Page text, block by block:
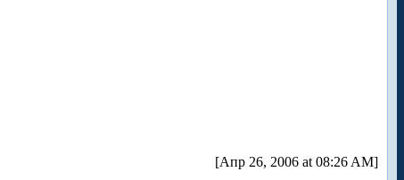
[Апр 26, 2006 at 08:26 AM]